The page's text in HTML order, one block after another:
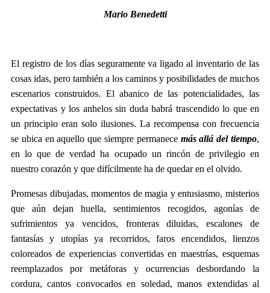
Mario Benedetti
El registro de los días seguramente va ligado al inventario de las
cosas idas, pero también a los caminos y posibilidades de muchos
escenarios construidos. El abanico de las potencialidades, las
expectativas y los anhelos sin duda habrá trascendido lo que en
un principio eran solo ilusiones. La recompensa con frecuencia
se ubica en aquello que siempre permanece más allá del tiempo,
en lo que de verdad ha ocupado un rincón de privilegio en
nuestro corazón y que difícilmente ha de quedar en el olvido.
Promesas dibujadas, momentos de magia y entusiasmo, misterios
que aún dejan huella, sentimientos recogidos, agonías de
sufrimientos ya vencidos, fronteras diluidas, escalones de
fantasías y utopías ya recorridos, faros encendidos, lienzos
coloreados de experiencias convertidas en maestrías, esquemas
reemplazados por metáforas y ocurrencias desbordando la
cordura, cantos convocados en soledad, manos extendidas al